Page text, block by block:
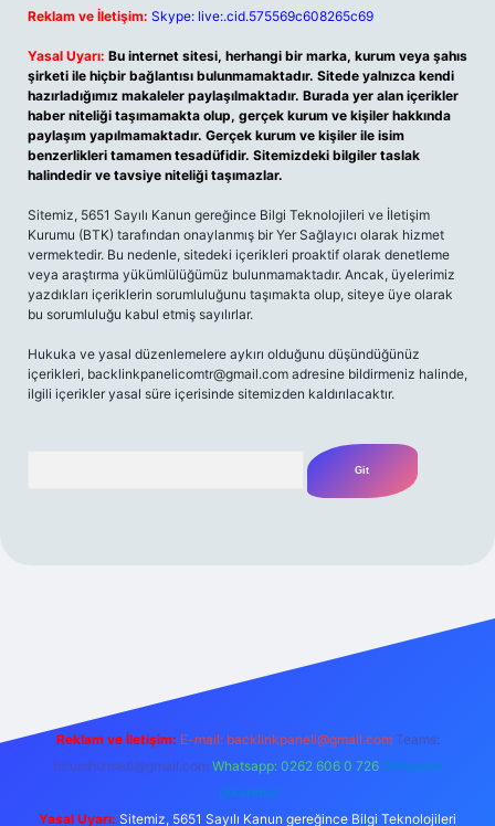
Reklam ve İletişim: Skype: live:.cid.575569c608265c69
Yasal Uyarı: Bu internet sitesi, herhangi bir marka, kurum veya şahıs
şirketi ile hiçbir bağlantısı bulunmamaktadır. Sitede yalnızca kendi
hazırladığımız makaleler paylaşılmaktadır. Burada yer alan içerikler
haber niteliği taşımamakta olup, gerçek kurum ve kişiler hakkında
paylaşım yapılmamaktadır. Gerçek kurum ve kişiler ile isim
benzerlikleri tamamen tesadüfidir. Sitemizdeki bilgiler taslak
halindedir ve tavsiye niteliği taşımazlar.
Sitemiz, 5651 Sayılı Kanun gereğince Bilgi Teknolojileri ve İletişim
Kurumu (BTK) tarafından onaylanmış bir Yer Sağlayıcı olarak hizmet
vermektedir. Bu nedenle, sitedeki içerikleri proaktif olarak denetleme
veya araştırma yükümlülüğümüz bulunmamaktadır. Ancak, üyelerimiz
yazdıkları içeriklerin sorumluluğunu taşımakta olup, siteye üye olarak
bu sorumluluğu kabul etmiş sayılırlar.
Hukuka ve yasal düzenlemelere aykırı olduğunu düşündüğünüz
içerikleri, backlinkpanelicomtr@gmail.com adresine bildirmeniz halinde,
ilgili içerikler yasal süre içerisinde sitemizden kaldırılacaktır.
Reklam ve İletişim: E-mail: backlinkpaneli@gmail.com Teams:
forumhizmeti@gmail.com Whatsapp: 0262 606 0 726 Telegram:
@karabul
Yasal Uyarı: Sitemiz, 5651 Sayılı Kanun gereğince Bilgi Teknolojileri